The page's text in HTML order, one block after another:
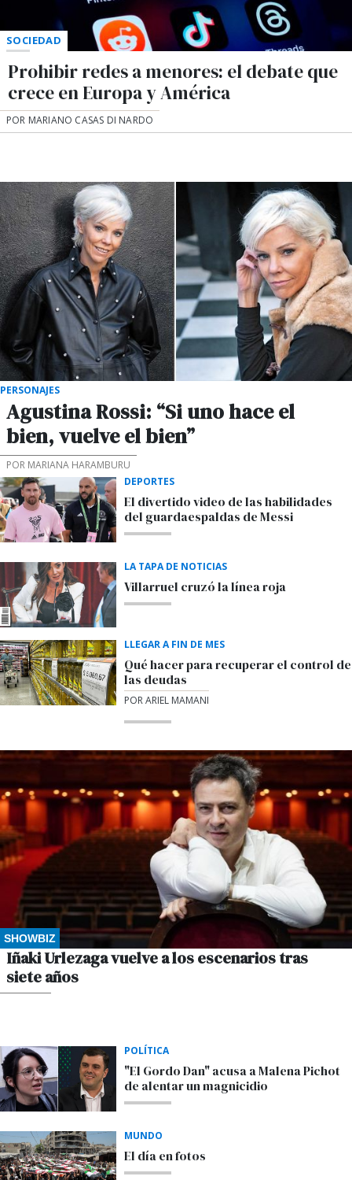
SOCIEDAD
Prohibir redes a menores: el debate que
crece en Europa y América
POR MARIANO CASAS DI NARDO
PERSONAJES
Agustina Rossi: “Si uno hace el
bien, vuelve el bien”
POR MARIANA HARAMBURU
DEPORTES
El divertido video de las habilidades
del guardaespaldas de Messi
LA TAPA DE NOTICIAS
Villarruel cruzó la línea roja
LLEGAR A FIN DE MES
Qué hacer para recuperar el control de
las deudas
POR ARIEL MAMANI
SHOWBIZ
Iñaki Urlezaga vuelve a los escenarios tras
siete años
POLÍTICA
"El Gordo Dan" acusa a Malena Pichot
de alentar un magnicidio
MUNDO
El día en fotos